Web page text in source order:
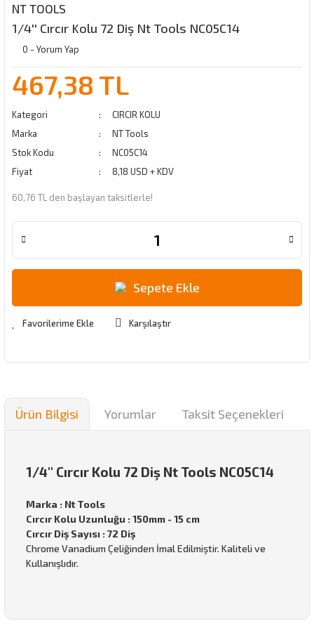
NT TOOLS
1/4'' Cırcır Kolu 72 Diş Nt Tools NC05C14
0 - Yorum Yap
467,38 TL
Kategori
CIRCIR KOLU
Marka
NT Tools
Stok Kodu
NC05C14
Fiyat
8,18 USD + KDV
60,76 TL den başlayan taksitlerle!
Sepete Ekle
Karşılaştır
Ürün Bilgisi Yorumlar Taksit Seçenekleri
1/4'' Cırcır Kolu 72 Diş Nt Tools NC05C14
Marka : Nt Tools
Cırcır Kolu Uzunluğu : 150mm - 15 cm
Cırcır Diş Sayısı : 72 Diş
Chrome Vanadium Çeliğinden İmal Edilmiştir. Kaliteli ve
Kullanışlıdır.